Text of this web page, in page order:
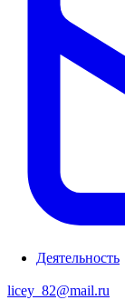
Деятельность
licey_82@mail.ru